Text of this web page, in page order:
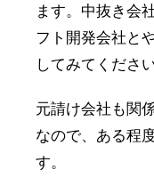
ます。中抜き会
フト開発会社と
してみてください
元請け会社も関
なので、ある程
す。